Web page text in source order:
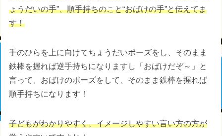
ょうだいの手”、順手持ちのこと“おばけの手”と伝えてま
す！
手のひらを上に向けてちょうだいポーズをし、そのまま
鉄棒を握れば逆手持ちになりますし「おばけだぞ～」と
言って、おばけのポーズをして、そのまま鉄棒を握れば
順手持ちになります！
子どもがわかりやすく、イメージしやすい言い方の方が